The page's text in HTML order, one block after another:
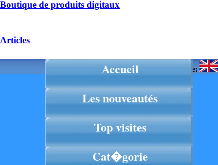
Boutique de produits digitaux
Articles
Langue:
Accueil
Les nouveautés
Top visites
Cat�gorie